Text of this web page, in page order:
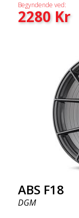
Begyndende ved:
2280Kr
ABS F18
DGM